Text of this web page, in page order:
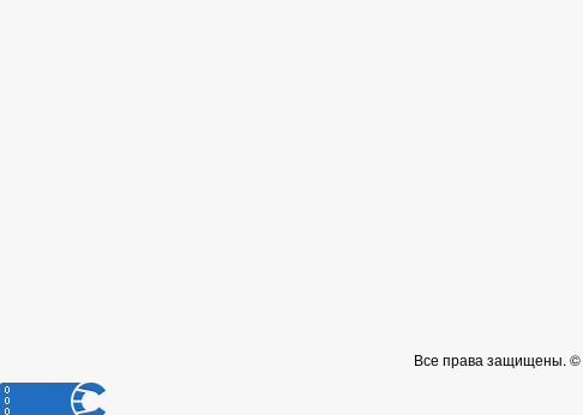
Все права защищены. ©